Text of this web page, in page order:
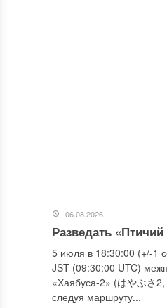
06.08.2026
Разведать
5 июля в 18:30:00 (+/-1
JST (09:30:00 UTC)
«Хаябуса-2» (はやぶさ
следуя маршруту...